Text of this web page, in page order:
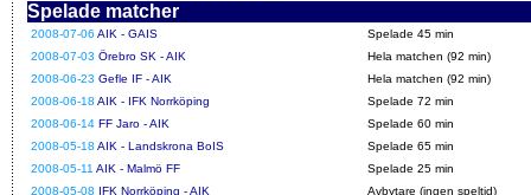
Spelade matcher
2008-07-06 AIK - GAIS
Spelade 45 min
2008-07-03 Örebro SK - AIK
Hela matchen (92 min)
2008-06-23 Gefle IF - AIK
Hela matchen (92 min)
2008-06-18 AIK - IFK Norrköping
Spelade 72 min
2008-06-14 FF Jaro - AIK
Spelade 60 min
2008-05-18 AIK - Landskrona BoIS
Spelade 65 min
2008-05-11 AIK - Malmö FF
Spelade 25 min
2008-05-08
IFK Norrköping - AIK Avbytare (ingen speltid)